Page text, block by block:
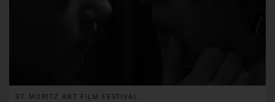
ST. MORITZ ART FILM FESTIVAL